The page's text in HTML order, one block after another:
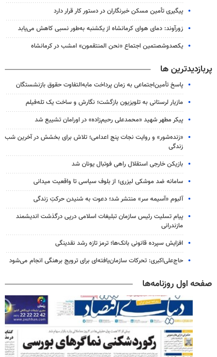
پیگیری تأمین مسکن خبرنگاران در دستور کار قرار دارد
زورآوند: دمای هوای کرمانشاه از یکشنبه به‌طور نسبی کاهش می‌یابد
یکصدوشصتمین اجتماع «نحن المنتقمون» امشب در کرمانشاه
پربازدیدترین ها
پاسخ تأمین‌اجتماعی به زمان پرداخت مابه‌التفاوت حقوق بازنشستگان
مازیار لرستانی به تلویزیون بازگشت؛ نگارش و ساخت یک تله‌فیلم
پیکر مطهر شهید «محمدعلی رحیم‌زاده» در اورامان تشییع شد
«زنده‌شور» و روایت نجات پنج اعدامی؛ تلاش برای بخشش در آخرین شب
زندگی
بازیکن خارجی استقلال راهی فوتبال یونان شد
سامانه ضد موشکی لیزری؛ از بلوف سیاسی تا واقعیت میدانی
آلبوم «آسیمه سر» منتشر شد؛ دعوت به شنیدن حرکتِ زندگی
پیام تسلیت رئیس سازمان تبلیغات اسلامی درپی درگذشت اندیشمند
مازندرانی
افزایش سپرده قانونی بانک‌ها؛ ترمز تازه رشد نقدینگی
حاج‌علی‌اکبری: تحرکات سازمان‌یافته‌ای برای ترویج برهنگی انجام می‌شود
صفحه اول روزنامه‌ها